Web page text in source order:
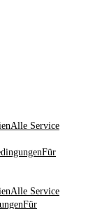
Alle Service
Für
Alle Service
Für